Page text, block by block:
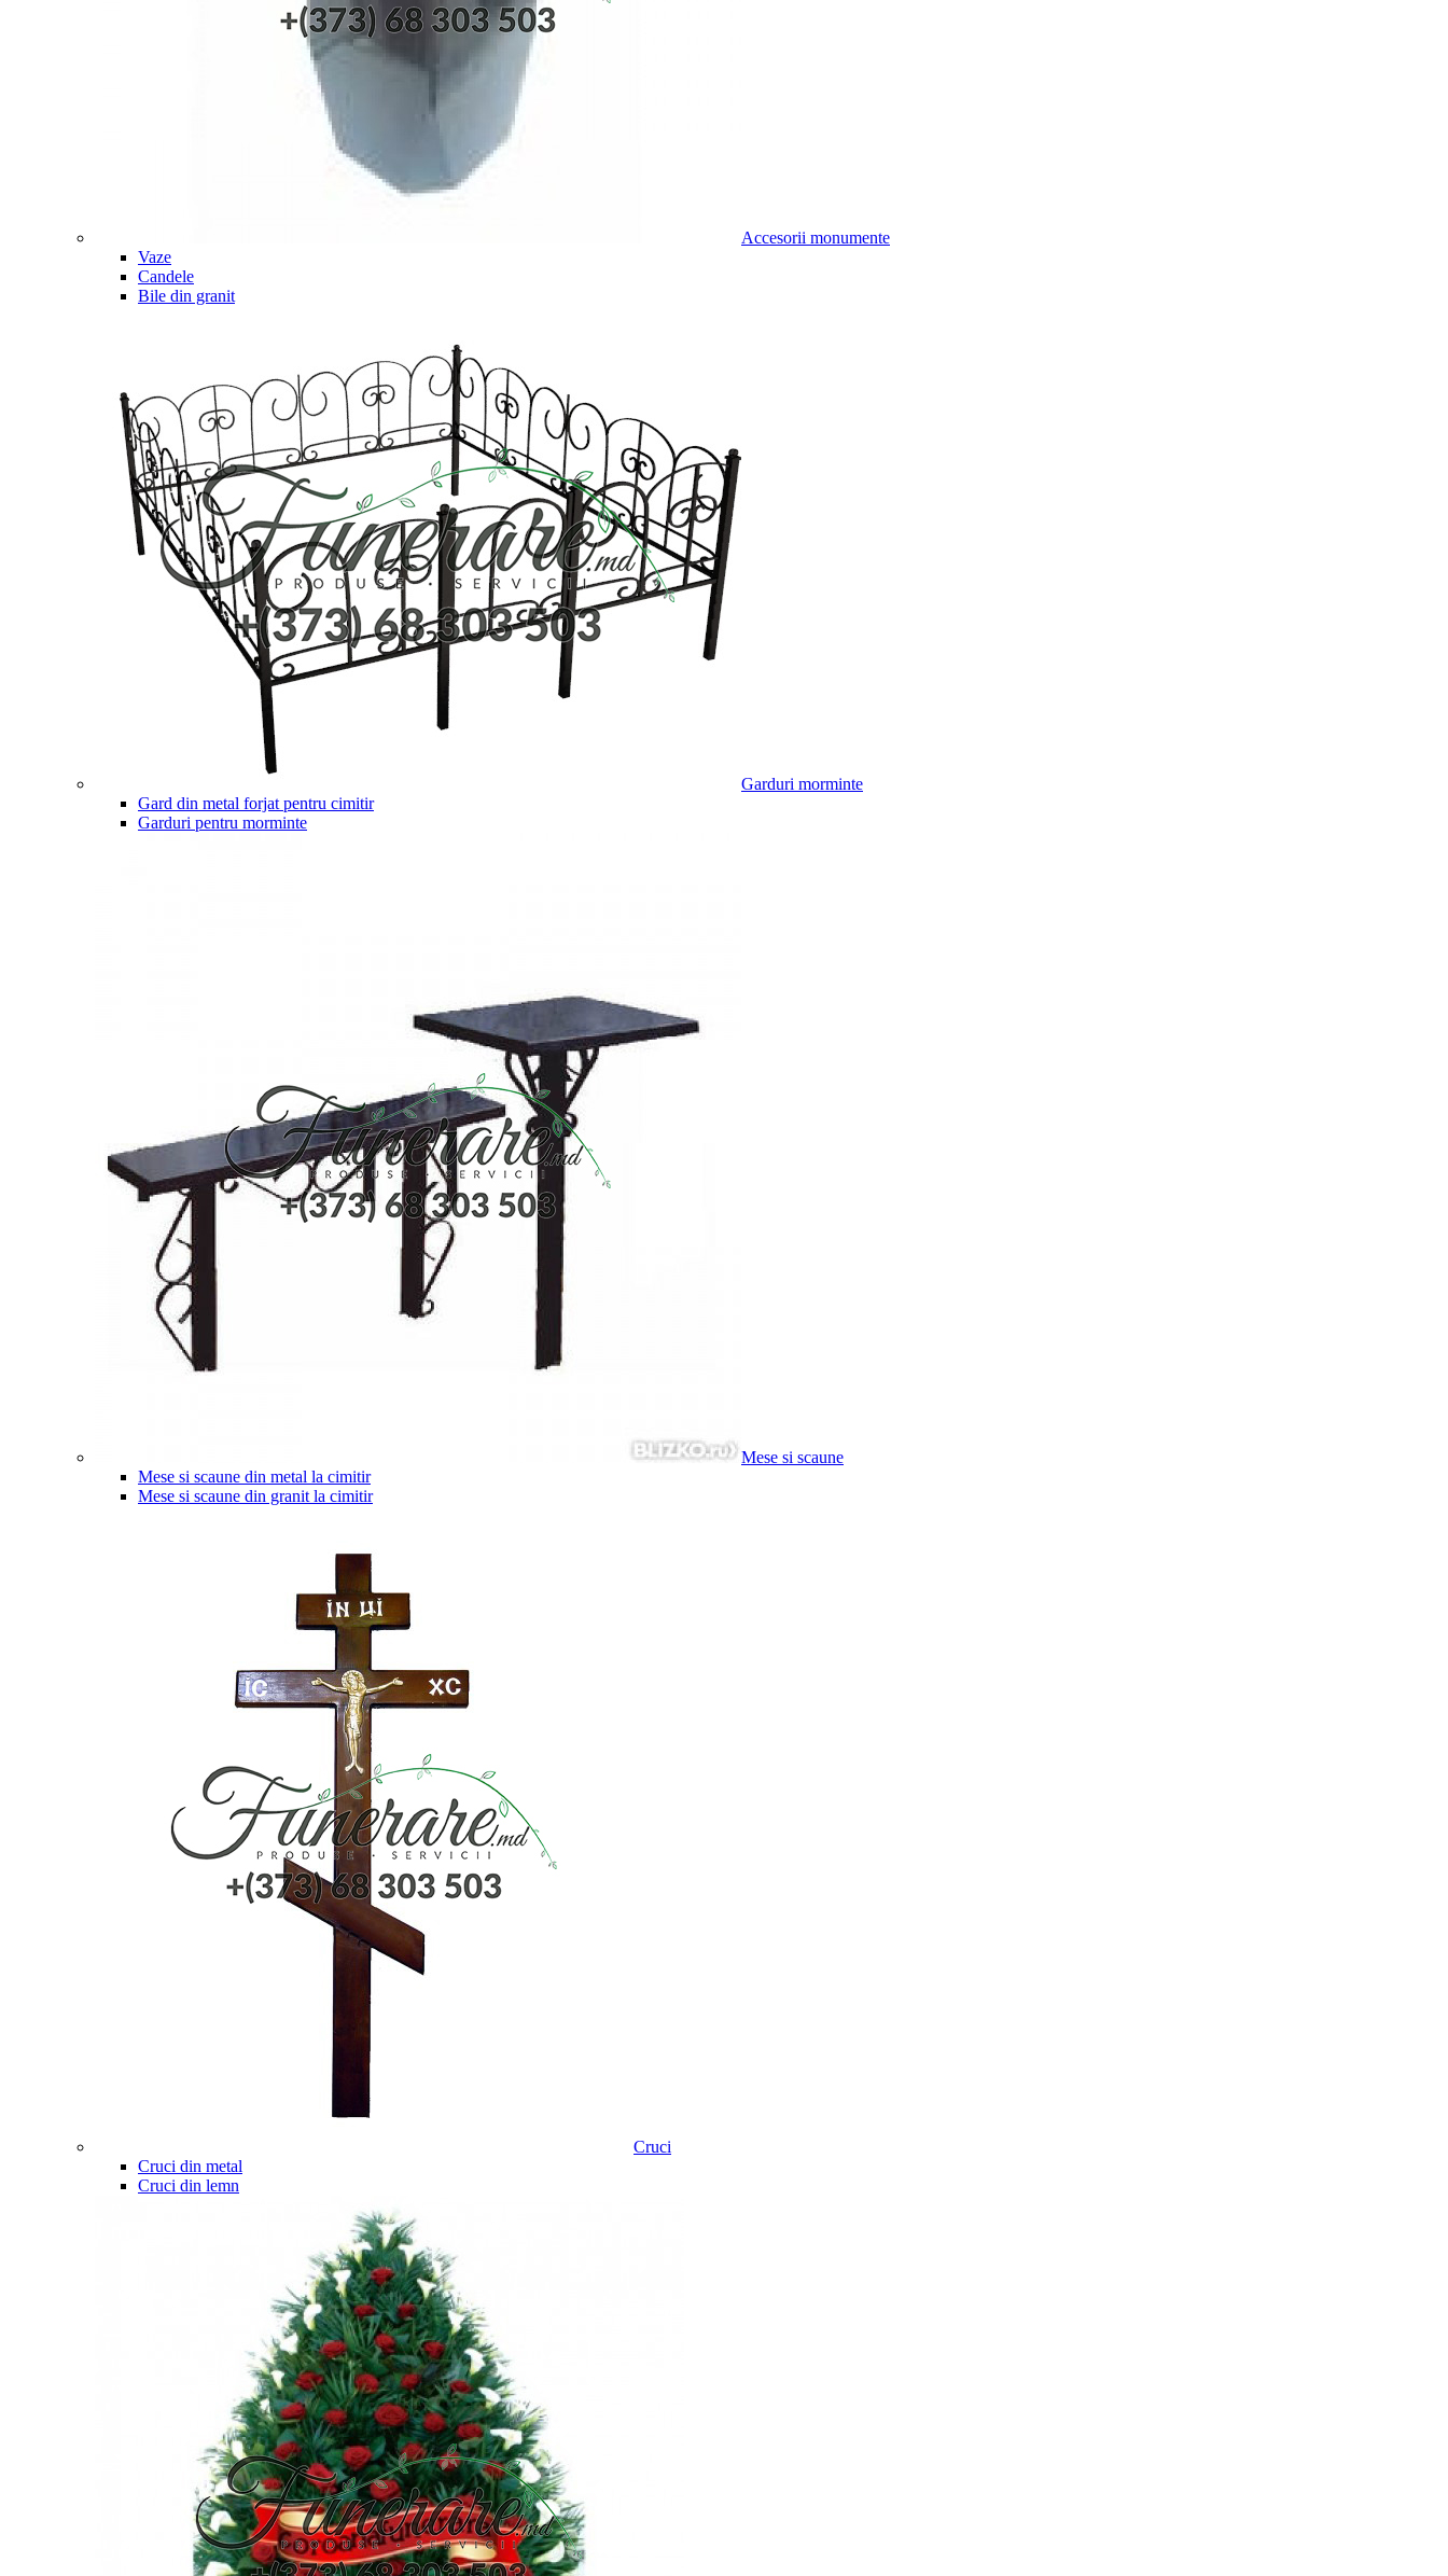
Accesorii monumente
Vaze
Candele
Bile din granit
Garduri morminte
Gard din metal forjat pentru cimitir
Garduri pentru morminte
Mese si scaune
Mese si scaune din metal la cimitir
Mese si scaune din granit la cimitir
Cruci
Cruci din metal
Cruci din lemn